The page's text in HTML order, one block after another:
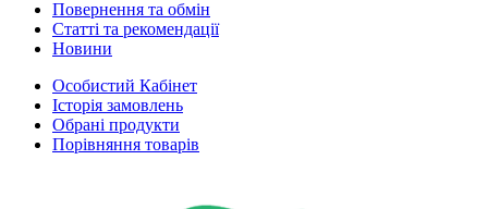
Повернення та обмін
Статті та рекомендації
Новини
Особистий Кабінет
Історія замовлень
Обрані продукти
Порівняння товарів